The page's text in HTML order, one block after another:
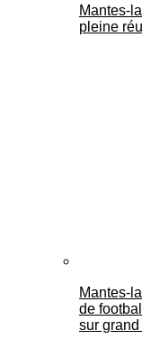
Mantes-
pleine
Mantes-
de
sur